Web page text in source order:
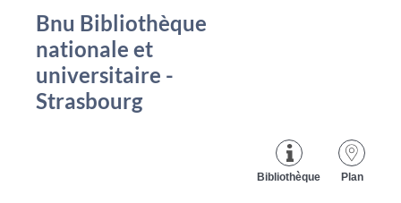
Bnu Bibliothèque
nationale et
universitaire -
Strasbourg
Plan
Bibliothèque